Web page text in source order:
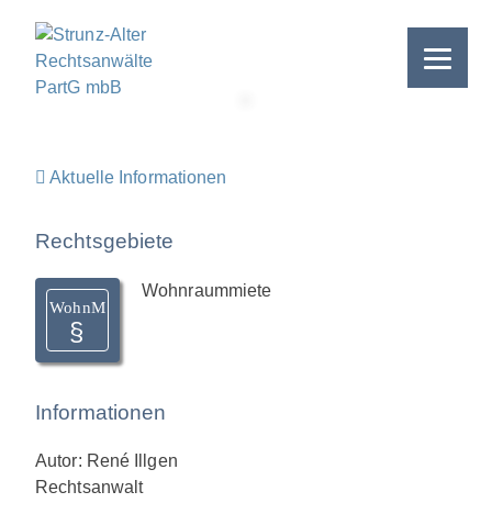
Aktuelle Informationen
Rechtsgebiete
WohnM
Wohnraummiete
Informationen
Autor: René Illgen
Rechtsanwalt